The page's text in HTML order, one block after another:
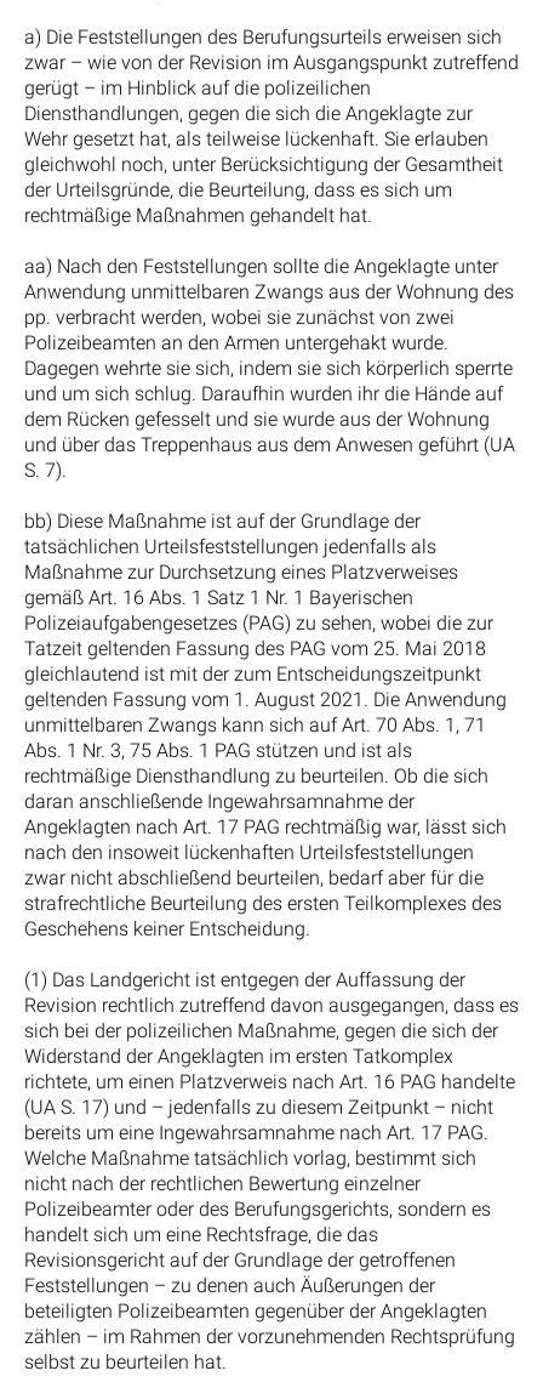
a) Die Feststellungen des Berufungsurteils erweisen sich
zwar – wie von der Revision im Ausgangspunkt zutreffend
gerügt – im Hinblick auf die polizeilichen
Diensthandlungen, gegen die sich die Angeklagte zur
Wehr gesetzt hat, als teilweise lückenhaft. Sie erlauben
gleichwohl noch, unter Berücksichtigung der Gesamtheit
der Urteilsgründe, die Beurteilung, dass es sich um
rechtmäßige Maßnahmen gehandelt hat.
aa) Nach den Feststellungen sollte die Angeklagte unter
Anwendung unmittelbaren Zwangs aus der Wohnung des
pp. verbracht werden, wobei sie zunächst von zwei
Polizeibeamten an den Armen untergehakt wurde.
Dagegen wehrte sie sich, indem sie sich körperlich sperrte
und um sich schlug. Daraufhin wurden ihr die Hände auf
dem Rücken gefesselt und sie wurde aus der Wohnung
und über das Treppenhaus aus dem Anwesen geführt (UA
S. 7).
bb) Diese Maßnahme ist auf der Grundlage der
tatsächlichen Urteilsfeststellungen jedenfalls als
Maßnahme zur Durchsetzung eines Platzverweises
gemäß Art. 16 Abs. 1 Satz 1 Nr. 1 Bayerischen
Polizeiaufgabengesetzes (PAG) zu sehen, wobei die zur
Tatzeit geltenden Fassung des PAG vom 25. Mai 2018
gleichlautend ist mit der zum Entscheidungszeitpunkt
geltenden Fassung vom 1. August 2021. Die Anwendung
unmittelbaren Zwangs kann sich auf Art. 70 Abs. 1, 71
Abs. 1 Nr. 3, 75 Abs. 1 PAG stützen und ist als
rechtmäßige Diensthandlung zu beurteilen. Ob die sich
daran anschließende Ingewahrsamnahme der
Angeklagten nach Art. 17 PAG rechtmäßig war, lässt sich
nach den insoweit lückenhaften Urteilsfeststellungen
zwar nicht abschließend beurteilen, bedarf aber für die
strafrechtliche Beurteilung des ersten Teilkomplexes des
Geschehens keiner Entscheidung.
(1) Das Landgericht ist entgegen der Auffassung der
Revision rechtlich zutreffend davon ausgegangen, dass es
sich bei der polizeilichen Maßnahme, gegen die sich der
Widerstand der Angeklagten im ersten Tatkomplex
richtete, um einen Platzverweis nach Art. 16 PAG handelte
(UA S. 17) und – jedenfalls zu diesem Zeitpunkt – nicht
bereits um eine Ingewahrsamnahme nach Art. 17 PAG.
Welche Maßnahme tatsächlich vorlag, bestimmt sich
nicht nach der rechtlichen Bewertung einzelner
Polizeibeamter oder des Berufungsgerichts, sondern es
handelt sich um eine Rechtsfrage, die das
Revisionsgericht auf der Grundlage der getroffenen
Feststellungen – zu denen auch Äußerungen der
beteiligten Polizeibeamten gegenüber der Angeklagten
zählen – im Rahmen der vorzunehmenden Rechtsprüfung
selbst zu beurteilen hat.